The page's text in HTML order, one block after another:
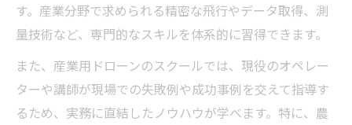
す。産業分野で求められる精密な飛行やデータ取得、測
量技術など、専門的なスキルを体系的に習得できます。
また、産業用ドローンのスクールでは、現役のオペレー
ターや講師が現場での失敗例や成功事例を交えて指導す
るため、実務に直結したノウハウが学べます。特に、農